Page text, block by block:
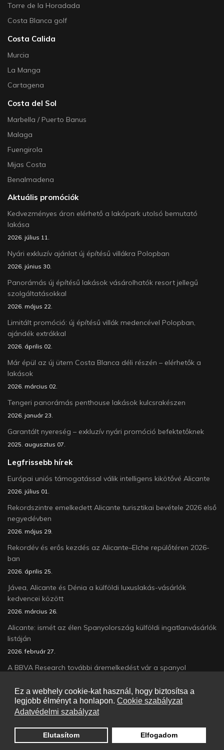
Ez a webhely cookie-kat használ, hogy biztosítsa a
legjobb élményt a honlapon. Cookie szabályzat
Adatvédelmi szabályzat
Elutasítom Elfogadom
Torre de la Horadada
Costa Blanca golf
Costa Calida
Murcia
La Manga
Cartagena
Costa del Sol
Marbella / Puerto Banus
Malaga
Fuengirola
Mijas Costa
Benalmadena
Aktuális promóciók
Kedvezményes áron elérhető a lakópark utolsó bemutató
lakása
2026. július 11.
Nyári exkluzív ajánlat új építésű villákra Polopban
2026. június 30.
Panorámás új építésű lakások vásárolhatók resort jellegű
szolgáltatásokkal
2026. május 22.
Limitált promóció: új építésű villák medencével Polopban,
ajándék extrákkal
2026. április 02.
Már épül az új ütem Costa Blanca déli részén – elérhetők a
lakások
2026. március 02.
Tengeri panorámás penthouse lakások kulcsrakészen
2026. január 23.
Garantált nyereség – exkluzív nyári promóció befektetőknek
2025. augusztus 07.
Legfrissebb hírek
Európai uniós támogatással válik intelligens kikötővé Alicante
2026. július 01.
Rekordszintre emelkedett Alicante turisztikai bevétele 2026 első
negyedévben
2026. május 29.
Rekordév és erős kezdés az Alicante–Elche repülőtéren 2026-
ban
2026. április 25.
Jávea, Alicante és Dénia a külföldi luxuslakás-vásárlók
kedvencei között
2026. március 26.
Alicante: ismét az élen Spanyolország külföldi ingatlanvásárlók
listáján
2026. február 27.
A BBVA Research további áremelkedést vár a spanyol
2026. január 24.
Alicante tovább erősíti vezető pozícióját